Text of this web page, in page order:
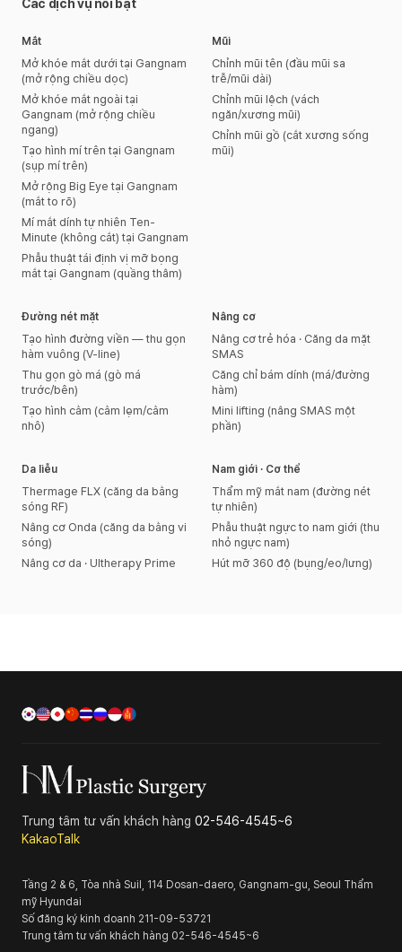
Các dịch vụ nổi bật
Mắt
Mở khóe mắt dưới tại Gangnam
(mở rộng chiều dọc)
Mở khóe mắt ngoài tại
Gangnam (mở rộng chiều
ngang)
Tạo hình mí trên tại Gangnam
(sụp mí trên)
Mở rộng Big Eye tại Gangnam
(mắt to rõ)
Mí mắt dính tự nhiên Ten-
Minute (không cắt) tại Gangnam
Phẫu thuật tái định vị mỡ bọng
mắt tại Gangnam (quầng thâm)
Mũi
Chỉnh mũi tên (đầu mũi sa
trễ/mũi dài)
Chỉnh mũi lệch (vách
ngăn/xương mũi)
Chỉnh mũi gồ (cắt xương sống
mũi)
Đường nét mặt
Tạo hình đường viền — thu gọn
hàm vuông (V-line)
Thu gọn gò má (gò má
trước/bên)
Tạo hình cằm (cằm lẹm/cằm
nhô)
Nâng cơ
Nâng cơ trẻ hóa · Căng da mặt
SMAS
Căng chỉ bám dính (má/đường
hàm)
Mini lifting (nâng SMAS một
phần)
Da liễu
Thermage FLX (căng da bằng
sóng RF)
Nâng cơ Onda (căng da bằng vi
sóng)
Nâng cơ da · Ultherapy Prime
Nam giới · Cơ thể
Thẩm mỹ mắt nam (đường nét
tự nhiên)
Phẫu thuật ngực to nam giới (thu
nhỏ ngực nam)
Hút mỡ 360 độ (bụng/eo/lưng)
Trung tâm tư vấn khách hàng 02-546-4545~6
KakaoTalk
Tầng 2 & 6, Tòa nhà Suil, 114 Dosan-daero, Gangnam-gu, Seoul Thẩm
mỹ Hyundai
Số đăng ký kinh doanh 211-09-53721
Trung tâm tư vấn khách hàng 02-546-4545~6